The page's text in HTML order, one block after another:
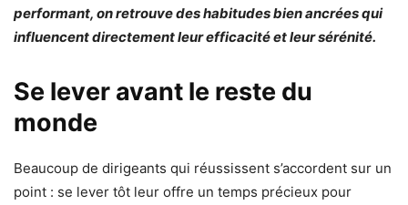
performant, on retrouve des habitudes bien ancrées qui
influencent directement leur efficacité et leur sérénité.
Se lever avant le reste du
monde
Beaucoup de dirigeants qui réussissent s’accordent sur un
point : se lever tôt leur offre un temps précieux pour